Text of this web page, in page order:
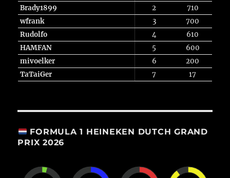
Brady1899
2
710
wfrank
3
700
Rudolfo
4
610
HAMFAN
5
600
mivoelker
6
200
TaTaiGer
7 17
FORMULA 1 HEINEKEN DUTCH GRAND
PRIX 2026